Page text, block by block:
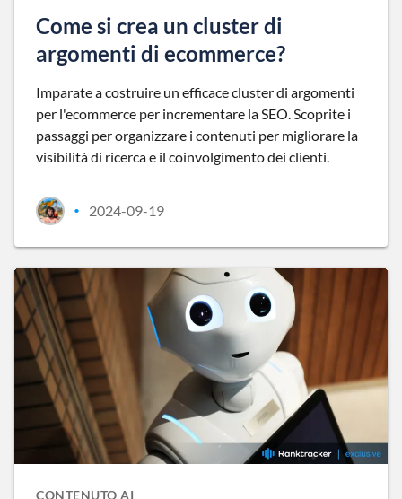
Come si crea un cluster di
argomenti di ecommerce?
Imparate a costruire un efficace cluster di argomenti
per l'ecommerce per incrementare la SEO. Scoprite i
passaggi per organizzare i contenuti per migliorare la
visibilità di ricerca e il coinvolgimento dei clienti.
• 2024-09-19
CONTENUTO AI